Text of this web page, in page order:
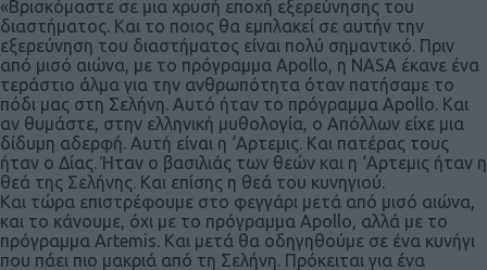
«Βρισκόμαστε σε μια χρυσή εποχή εξερεύνησης του
διαστήματος. Και το ποιος θα εμπλακεί σε αυτήν την
εξερεύνηση του διαστήματος είναι πολύ σημαντικό. Πριν
από μισό αιώνα, με το πρόγραμμα Apollo, η NASA έκανε ένα
τεράστιο άλμα για την ανθρωπότητα όταν πατήσαμε το
πόδι μας στη Σελήνη. Αυτό ήταν το πρόγραμμα Apollo. Και
αν θυμάστε, στην ελληνική μυθολογία, ο Απόλλων είχε μια
δίδυμη αδερφή. Αυτή είναι η ‘Αρτεμις. Και πατέρας τους
ήταν ο Δίας. Ήταν ο βασιλιάς των θεών και η ‘Αρτεμις ήταν η
θεά της Σελήνης. Και επίσης η θεά του κυνηγιού.
Και τώρα επιστρέφουμε στο φεγγάρι μετά από μισό αιώνα,
και το κάνουμε, όχι με το πρόγραμμα Apollo, αλλά με το
πρόγραμμα Artemis. Και μετά θα οδηγηθούμε σε ένα κυνήγι
που πάει πιο μακριά από τη Σελήνη. Πρόκειται για ένα